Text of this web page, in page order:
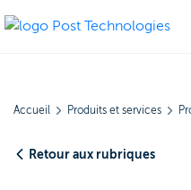
Accueil Produits et services
Retour aux rubriques